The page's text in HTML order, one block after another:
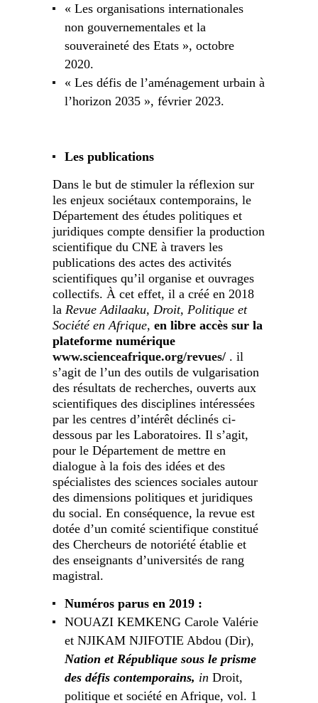
« Les organisations internationales
non gouvernementales et la
souveraineté des Etats », octobre
2020.
« Les défis de l’aménagement urbain à
l’horizon 2035 », février 2023.
Les publications
Dans le but de stimuler la réflexion sur
les enjeux sociétaux contemporains, le
Département des études politiques et
juridiques compte densifier la production
scientifique du CNE à travers les
publications des actes des activités
scientifiques qu’il organise et ouvrages
collectifs. À cet effet, il a créé en 2018
la Revue Adilaaku, Droit, Politique et
Société en Afrique, en libre accès sur la
plateforme numérique
www.scienceafrique.org/revues/ . il
s’agit de l’un des outils de vulgarisation
des résultats de recherches, ouverts aux
scientifiques des disciplines intéressées
par les centres d’intérêt déclinés ci-
dessous par les Laboratoires. Il s’agit,
pour le Département de mettre en
dialogue à la fois des idées et des
spécialistes des sciences sociales autour
des dimensions politiques et juridiques
du social. En conséquence, la revue est
dotée d’un comité scientifique constitué
des Chercheurs de notoriété établie et
des enseignants d’universités de rang
magistral.
Numéros parus en 2019 :
NOUAZI KEMKENG Carole Valérie
et NJIKAM NJIFOTIE Abdou (Dir),
Nation et République sous le prisme
des défis contemporains, in Droit,
politique et société en Afrique, vol. 1